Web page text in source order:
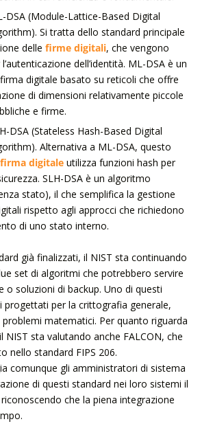
DSA (Module-Lattice-Based Digital
Si tratta dello standard principale
delle firme digitali, che vengono
dell’identità. ML-DSA è un
digitale basato su reticoli che offre
di dimensioni relativamente piccole
e firme.
DSA (Stateless Hash-Based Digital
Alternativa a ML-DSA, questo
firma digitaleutilizza funzioni hash per
SLH-DSA è un algoritmo
stato), il che semplifica la gestione
rispetto agli approcci che richiedono
di uno stato interno.
già finalizzati, il NIST sta continuando
set di algoritmi che potrebbero servire
o soluzioni di backup. Uno di questi
progettati per la crittografia generale,
problemi matematici. Per quanto riguarda
NIST sta valutando anche FALCON, che
nello standard FIPS 206.
comunque gli amministratori di sistema
di questi standard nei loro sistemi il
che la piena integrazione